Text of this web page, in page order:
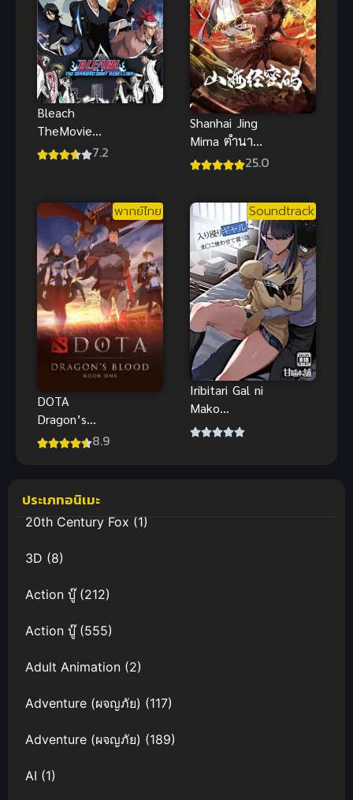
Bleach
TheMovie
บลีช เทพ
หนึ่งตัวตนของ
เฮียวรินมารุ
พากย์ไทย
7.2
Shanhai Jing
Mima ตำนาน
ลับแห่งคัมภีร์25.0
พากย์ไทย
DOTA
Dragon’s
Blood เลือด8.9
Soundtrack
Iribitari Gal ni
Mako
Tsukawasete
ประเภทอนิเมะ
20th Century Fox(1)
3D (8)
Action บู๊(212)
Action บู๊(555)
Adult Animation (2)
Adventure (ผจญภัย) (117)
Adventure (ผจญภัย) (189)
AI (1)